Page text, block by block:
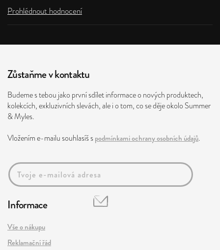
Prohlédnout hodnocení
Zůstaňme v kontaktu
Budeme s tebou jako první sdílet informace o nových produktech,
kolekcích, exkluzivních slevách, ale i o tom, co se děje okolo Summer
& Myles.
Vložením e-mailu souhlasíš spodmínkami ochrany osobních údajů.
Informace
Vše o nákupu
Reklamační řád